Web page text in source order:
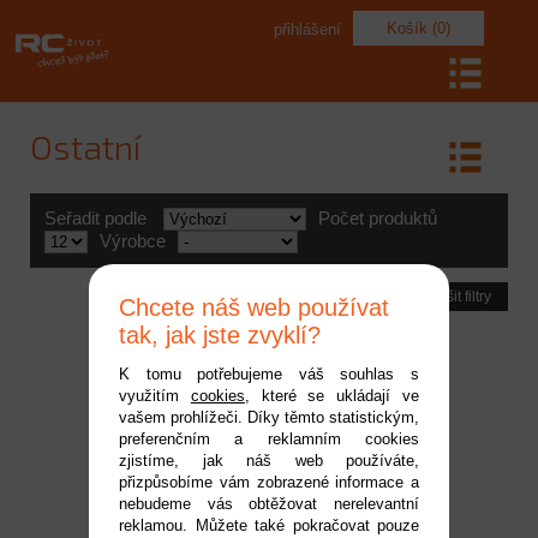
Košík (0)
přihlášení
Ostatní
Seřadit podle
Počet produktů
Výrobce
Zrušit filtry
MTX-47 samot. vysílač
Chcete náš web používat
tak, jak jste zvyklí?
K tomu potřebujeme váš souhlas s
využitím cookies, které se ukládají ve
vašem prohlížeči. Díky těmto statistickým,
preferenčním a reklamním cookies
zjistíme, jak náš web používáte,
přizpůsobíme vám zobrazené informace a
nebudeme vás obtěžovat nerelevantní
reklamou. Můžete také pokračovat pouze